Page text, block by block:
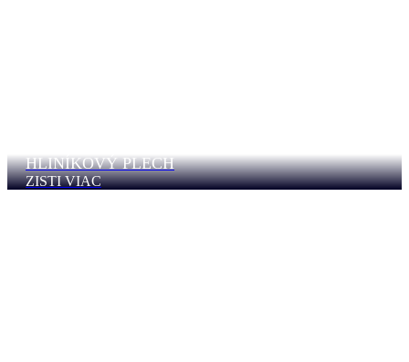
HLINÍKOVÝ PLECH
ZISTI VIAC